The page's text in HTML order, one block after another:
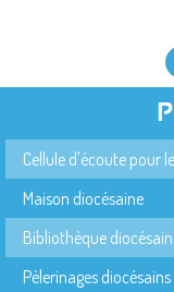
Cellule d'écoute pour
Maison diocésaine
Bibliothèque
Pèlerinages diocésains